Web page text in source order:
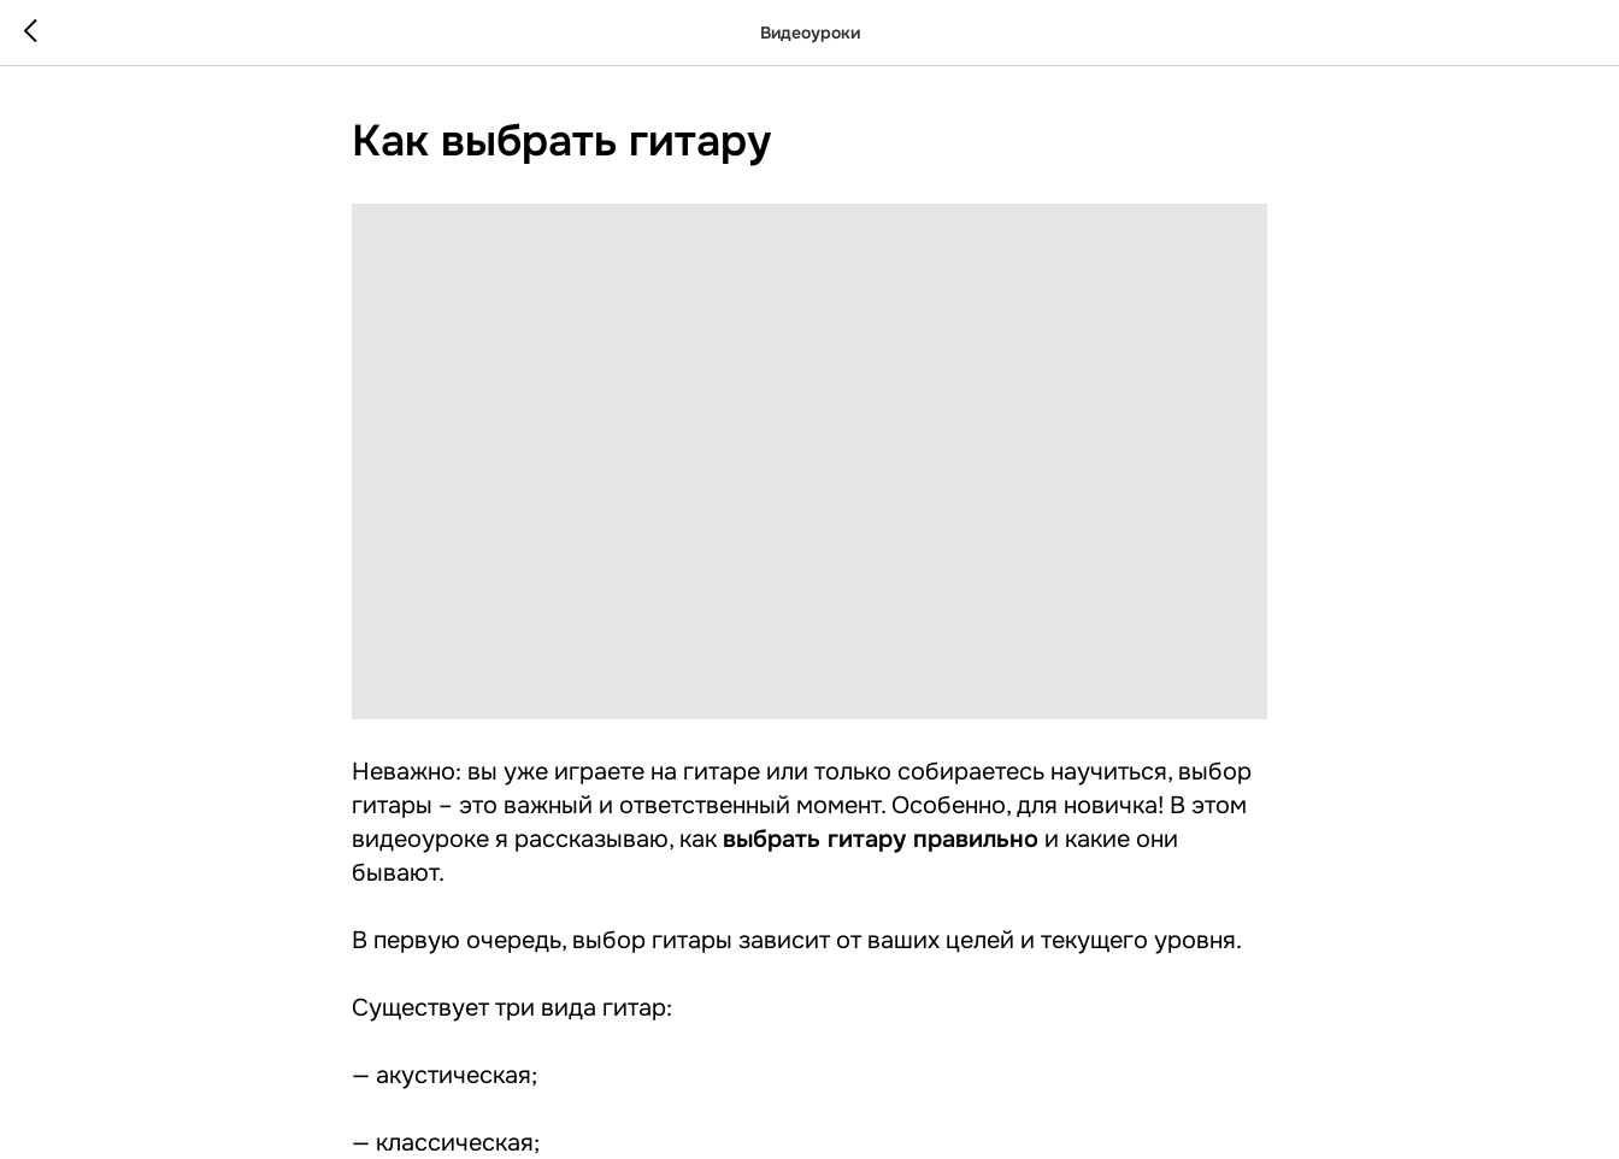
Видеоуроки
Как выбрать гитару
Неважно: вы уже играете на гитаре или только собираетесь научиться, выбор
гитары – это важный и ответственный момент. Особенно, для новичка! В этом
видеоуроке я рассказываю, как выбрать гитару правильно и какие они
бывают.
В первую очередь, выбор гитары зависит от ваших целей и текущего уровня.
Существует три вида гитар:
— акустическая;
— классическая;